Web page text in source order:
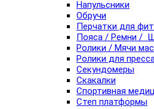
Напульсники
Обручи
Перчатки для
Пояса / Ремни /
Ролики / Мячи
Ролики для
Секундомеры
Скакалки
Спортивная
Степ платформы